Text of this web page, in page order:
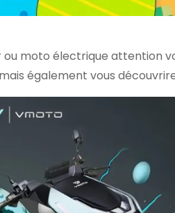
ou moto électrique attention
également vous